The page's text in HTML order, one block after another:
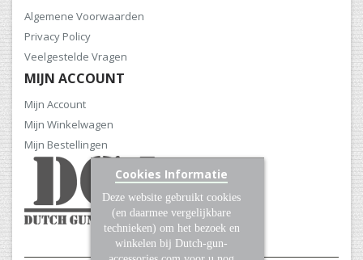
Algemene Voorwaarden
Privacy Policy
Veelgestelde Vragen
MIJN ACCOUNT
Mijn Account
Mijn Winkelwagen
Mijn Bestellingen
Cookies Informatie
Deze website gebruikt cookies
(en daarmee vergelijkbare
technieken) om het bezoek en
winkelen bij Dutch-gun-